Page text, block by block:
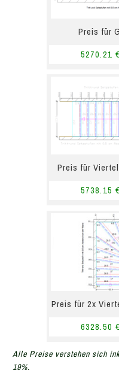
Preis für
5270.21
Preis für
5738.15
Preis für 2x
6328.50
Alle Preise verstehen sich
19%.